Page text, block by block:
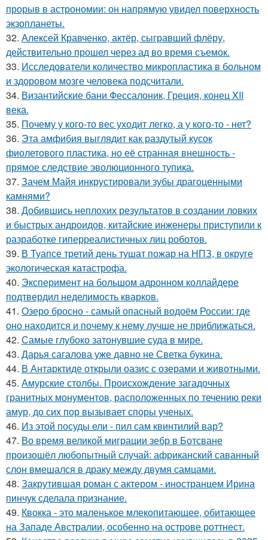
прорыв в астрономии: он напрямую увидел поверхность
экзопланеты.
32. Алексей Кравченко, актёр, сыгравший флёру,
действительно прошел через ад во время съемок.
33. Исследователи количество микропластика в больном
и здоровом мозге человека подсчитали.
34. Византийские бани Фессалоник, Греция, конец XII
века.
35. Почему у кого-то вес уходит легко, а у кого-то - нет?
36. Эта амфибия выглядит как раздутый кусок
фиолетового пластика, но её странная внешность -
прямое следствие эволюционного тупика.
37. Зачем Майя инкрустировали зубы драгоценными
камнями?
38. Добившись неплохих результатов в создании ловких
и быстрых андроидов, китайские инженеры приступили к
разработке гиперреалистичных лиц роботов.
39. В Туапсе третий день тушат пожар на НПЗ, в округе
экологическая катастрофа.
40. Эксперимент на большом адронном коллайдере
подтвердил неделимость кварков.
41. Озеро бросно - самый опасный водоём России: где
оно находится и почему к нему лучше не приближаться.
42. Самые глубоко затонувшие суда в мире.
43. Дарья сагалова уже давно не Светка букина.
44. В Антарктиде открыли оазис с озерами и животными.
45. Амурские столбы. Происхождение загадочных
гранитных монументов, расположенных по течению реки
амур, до сих пор вызывает споры ученых.
46. Из этой посуды ели - пил сам квинтилий вар?
47. Во время великой миграции зебр в Ботсване
произошёл любопытный случай: африканский саванный
слон вмешался в драку между двумя самцами.
48. Закрутившая роман с актером - иностранцем Ирина
пинчук сделала признание.
49. Квокка - это маленькое млекопитающее, обитающее
на Западе Австралии, особенно на острове роттнест.